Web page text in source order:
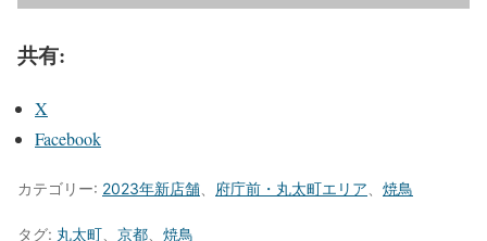
共有:
X
Facebook
カテゴリー: 2023年新店舗 府庁前・丸太町エリア 焼鳥
タグ: 丸太町 京都 焼鳥